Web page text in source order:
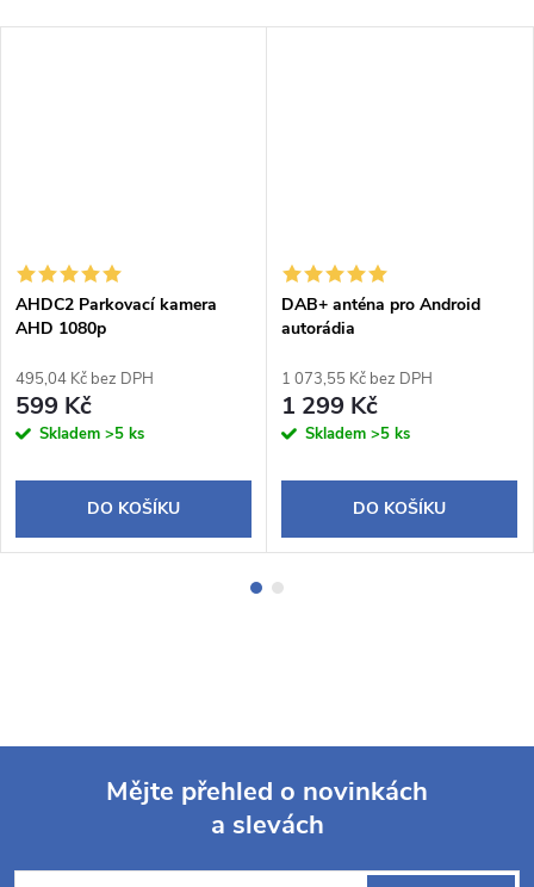
AHDC2 Parkovací kamera
AHD 1080p
495,04 Kč bez DPH
599 Kč
Skladem >5 ks
DO KOŠÍKU
DAB+ anténa pro Android
autorádia
1 073,55 Kč bez DPH
1 299 Kč
Skladem >5 ks
DO KOŠÍKU
Mějte přehled o novinkách
a slevách